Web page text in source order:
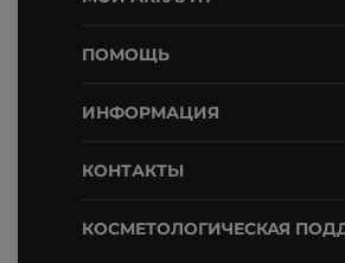
ПОМОЩЬ
ИНФОРМАЦИЯ
КОНТАКТЫ
КОСМЕТОЛОГИЧЕСКАЯ